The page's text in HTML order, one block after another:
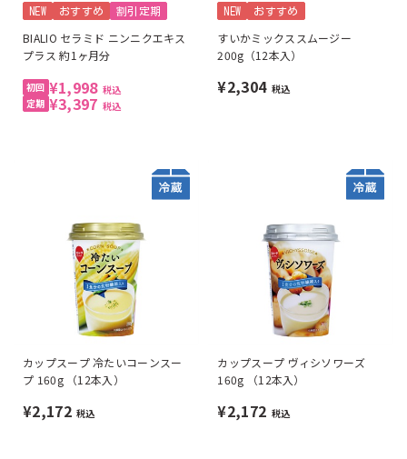
NEW おすすめ 割引定期
BIALIO セラミド ニンニクエキス
プラス 約1ヶ月分
¥1,998 税込
¥3,397 税込
NEW おすすめ
すいかミックススムージー
200g（12本入）
¥2,304 税込
カップスープ 冷たいコーンスー
プ 160g （12本入）
¥2,172 税込
カップスープ ヴィシソワーズ
160g （12本入）
¥2,172 税込